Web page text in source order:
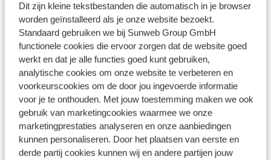
Dit zijn kleine tekstbestanden die automatisch in je browser
worden geïnstalleerd als je onze website bezoekt.
Standaard gebruiken we bij Sunweb Group GmbH
functionele cookies die ervoor zorgen dat de website goed
werkt en dat je alle functies goed kunt gebruiken,
analytische cookies om onze website te verbeteren en
voorkeurscookies om de door jou ingevoerde informatie
voor je te onthouden. Met jouw toestemming maken we ook
gebruik van marketingcookies waarmee we onze
marketingprestaties analyseren en onze aanbiedingen
kunnen personaliseren. Door het plaatsen van eerste en
derde partij cookies kunnen wij en andere partijen jouw
Bekijk alle 26 ervaringen
Ligging
Bekijk op kaart